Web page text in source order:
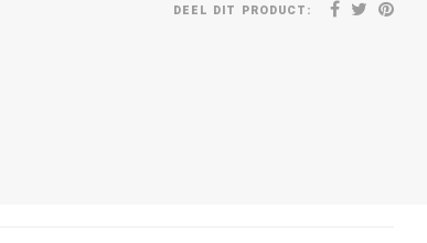
DEEL DIT PRODUCT: